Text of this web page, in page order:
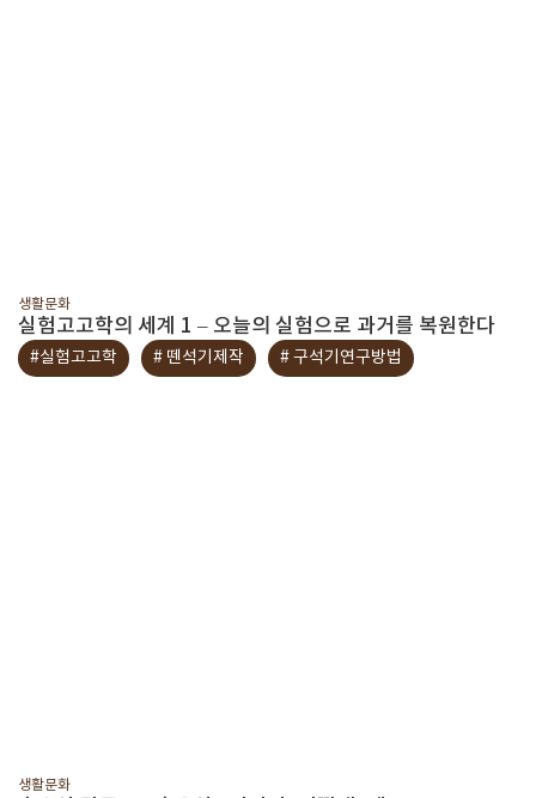
생활문화
실험고고학의 세계 1 – 오늘의 실험으로 과거를 복원한다
#실험고고학 # 뗀석기제작 # 구석기연구방법
생활문화